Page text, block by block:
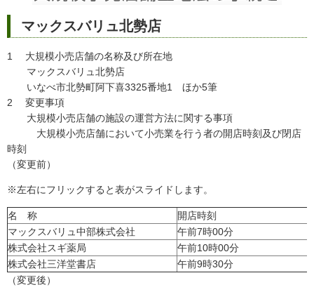
マックスバリュ北勢店
1 大規模小売店舗の名称及び所在地
マックスバリュ北勢店
いなべ市北勢町阿下喜3325番地1 ほか5筆
2 変更事項
大規模小売店舗の施設の運営方法に関する事項
大規模小売店舗において小売業を行う者の開店時刻及び閉店
時刻
（変更前）
※左右にフリックすると表がスライドします。
名 称
開店時刻
マックスバリュ中部株式会社
午前7時00分
株式会社スギ薬局
午前10時00分
株式会社三洋堂書店
午前9時30分
（変更後）